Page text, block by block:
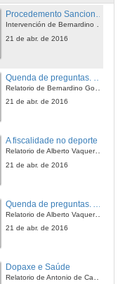
Procedemento Sancionador no dereito deportivo: Tribunal Administrativo do Deporte
Intervención de Bernardino González Vázquez
21 de abr. de 2016
Relatorio de Bernardino González Vázquez e Diego Batalla
21 de abr. de 2016
A fiscalidade no deporte
Relatorio de Alberto Vaquero García
21 de abr. de 2016
Relatorio de Alberto Vaquero García
21 de abr. de 2016
Dopaxe e Saúde
Relatorio de Antonio de Campos Gutiérrez de Calderón